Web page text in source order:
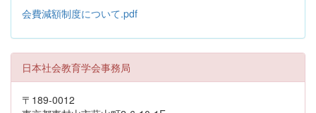
会費減額制度について.pdf
日本社会教育学会事務局
〒189-0012